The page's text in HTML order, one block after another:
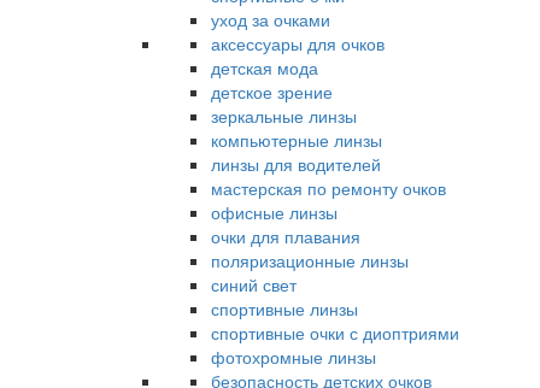
уход за очками
аксессуары для очков
детская мода
детское зрение
зеркальные линзы
компьютерные линзы
линзы для водителей
мастерская по ремонту очков
офисные линзы
очки для плавания
поляризационные линзы
синий свет
спортивные линзы
спортивные очки с диоптриями
фотохромные линзы
безопасность детских очков